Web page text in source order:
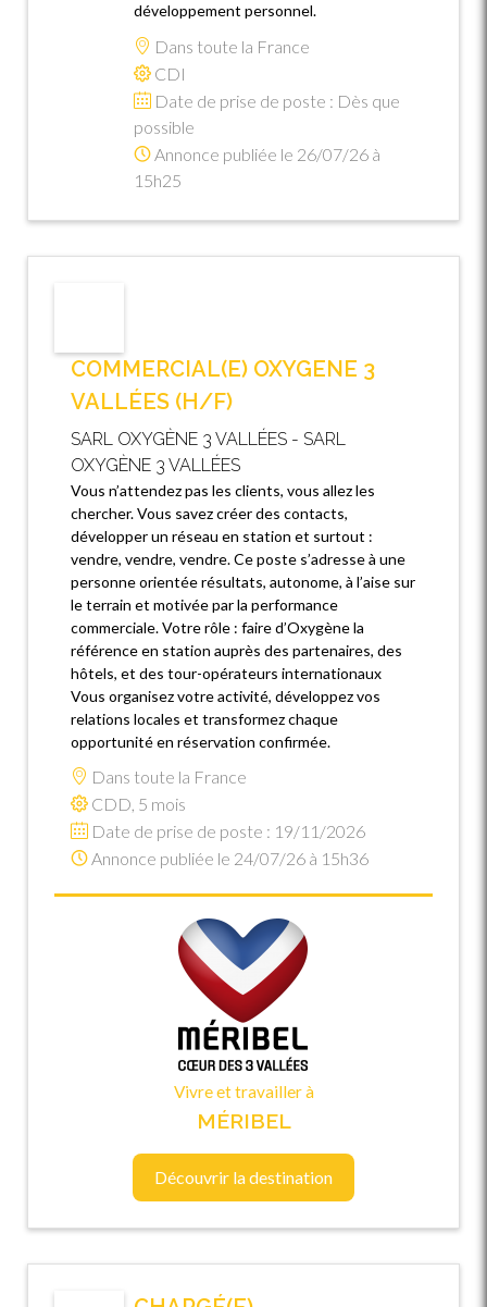
développement personnel.
Dans toute la France
CDI
Date de prise de poste : Dès que
possible
Annonce publiée le 26/07/26 à
15h25
COMMERCIAL(E) OXYGENE 3
VALLÉES (H/F)
SARL OXYGÈNE 3 VALLÉES - SARL
OXYGÈNE 3 VALLÉES
Vous n’attendez pas les clients, vous allez les
chercher. Vous savez créer des contacts,
développer un réseau en station et surtout :
vendre, vendre, vendre. Ce poste s’adresse à une
personne orientée résultats, autonome, à l’aise sur
le terrain et motivée par la performance
commerciale. Votre rôle : faire d’Oxygène la
référence en station auprès des partenaires, des
hôtels, et des tour-opérateurs internationaux
Vous organisez votre activité, développez vos
relations locales et transformez chaque
opportunité en réservation confirmée.
Dans toute la France
CDD, 5 mois
Date de prise de poste : 19/11/2026
Annonce publiée le 24/07/26 à 15h36
Vivre et travailler à
MÉRIBEL
Découvrir la destination